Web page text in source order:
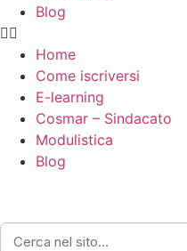
Blog
Home
Come iscriversi
E-learning
Cosmar – Sindacato
Modulistica
Blog